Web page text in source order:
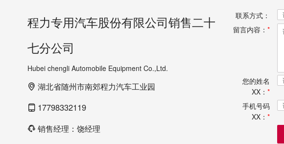
程力专用汽车股份有限公司销售二十
七分公司
Hubei chengli Automobile Equipment Co.,Ltd.
湖北省随州市南郊程力汽车工业园
17798332119
销售经理：饶经理
联系方式：
留言内容： *
您的姓名
XX： *
手机号码
XX： *